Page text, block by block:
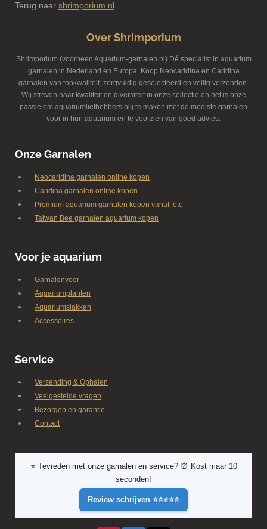
Terug naar shrimporium.nl
Over Shrimporium
Shrimporium (voorheen Aquarium-garnalen.nl) Dé specialist in aquarium
garnalen in Nederland en Europa. Koop Neocaridina en Caridina
garnalen van topkwaliteit, zorgvuldig geselecteerd en veilig verzonden.
Wij streven naar kwaliteit en diversiteit in onze collectie en het is onze
passie om aquariumliefhebbers blij te maken met de mooiste garnalen
voor in hun aquarium en te voorzien van goed advies.
Onze Garnalen
Neocaridina garnalen online kopen
Caridina garnalen online kopen
Premium aquarium garnalen kopen vanaf foto
Taiwan Bee garnalen aquarium kopen
Voor je aquarium
Garnalenvoer
Aquariumplanten
Aquariumslakken
Accessoires
Service
Verzending & Ophalen
Veelgestelde vragen
Bezorgen en garantie
Contact
⭐ Tevreden met onze garnalen en service? ⏰ Kost maar 10
seconden!
Review schrijven ⭐⭐⭐⭐⭐